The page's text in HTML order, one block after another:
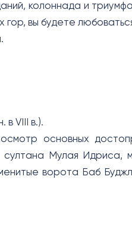
колоннада и
вы будете
в VIII в.).
основных
султана Мулая
ворота Баб